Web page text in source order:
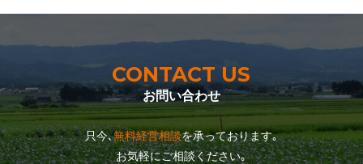
CONTACT US
お問い合わせ
只今､無料経営相談を承っております｡
お気軽にご相談ください｡